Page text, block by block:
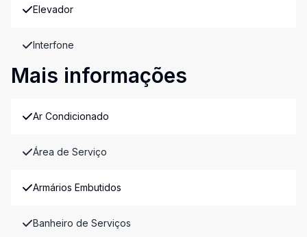
Elevador
Interfone
Mais informações
Ar Condicionado
Área de Serviço
Armários Embutidos
Banheiro de Serviços